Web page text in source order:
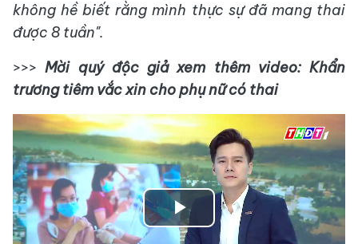
không hề biết rằng mình thực sự đã mang thai
được 8 tuần".
>>>Mời quý độc giả xem thêm video: Khẩn
trương tiêm vắc xin cho phụ nữ có thai
Play